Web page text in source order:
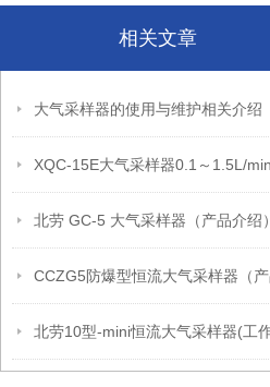
相关文章
大气采样器的使用与维护相关介绍
北劳 GC-5 大气采样器（产品介绍）